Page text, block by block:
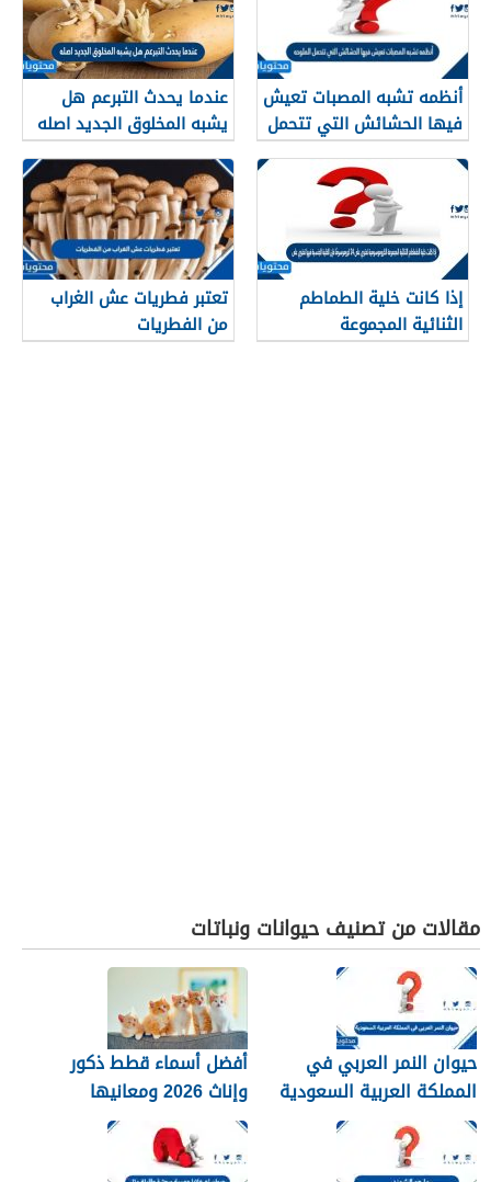
أنظمه تشبه المصبات تعيش
فيها الحشائش التي تتحمل
الملوحه
عندما يحدث التبرعم هل
يشبه المخلوق الجديد اصله
إذا كانت خلية الطماطم
الثنائية المجموعة
الكروموسومية تحتوي على
تعتبر فطريات عش الغراب
من الفطريات
مقالات من تصنيف حيوانات ونباتات
حيوان النمر العربي في
المملكة العربية السعودية
أفضل أسماء قطط ذكور
وإناث 2026 ومعانيها
الجميلة